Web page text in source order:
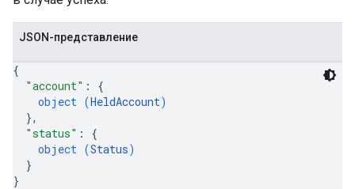
JSON-представление
{
"account" : {
object (HeldAccount)
},
"status" : {
object (Status)
}
}